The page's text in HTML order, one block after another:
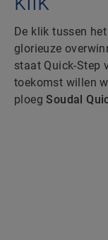
De klik tussen
glorieuze
staat Quick-Step
toekomst willen
ploegSoudal